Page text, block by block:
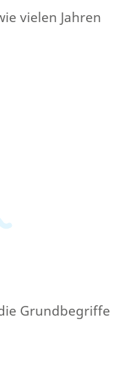
vielen Jahren
Grundbegriffe